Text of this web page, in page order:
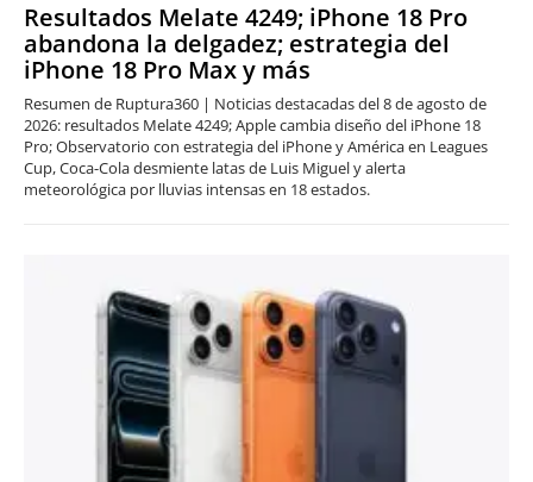
Resultados Melate 4249; iPhone 18 Pro
abandona la delgadez; estrategia del
iPhone 18 Pro Max y más
Resumen de Ruptura360 | Noticias destacadas del 8 de agosto de
2026: resultados Melate 4249; Apple cambia diseño del iPhone 18
Pro; Observatorio con estrategia del iPhone y América en Leagues
Cup, Coca-Cola desmiente latas de Luis Miguel y alerta
meteorológica por lluvias intensas en 18 estados.